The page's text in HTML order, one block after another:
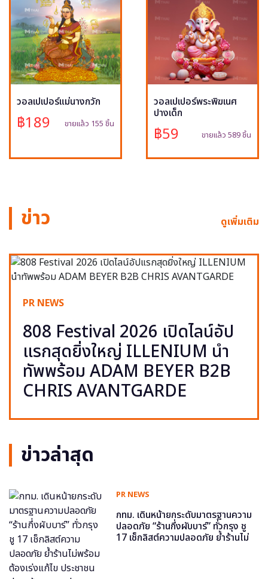
วอลเปเปอร์แม่นางกวัก
฿189 ขายแล้ว 155 ชิ้น
วอลเปเปอร์พระพิฆเนศ
ปางเด็ก
฿59 ขายแล้ว 589 ชิ้น
ข่าว ดูเพิ่มเติม
PR NEWS
808 Festival 2026 เปิดไลน์อัป
แรกสุดยิ่งใหญ่ ILLENIUM นำ
ทัพพร้อม ADAM BEYER B2B
CHRIS AVANTGARDE
ข่าวล่าสุด
PR NEWS
กทม. เดินหน้ายกระดับมาตรฐานความ
ปลอดภัย “ร้านกึ่งผับบาร์” ทั่วกรุง ชู
17 เช็กลิสต์ความปลอดภัย ย้ำร้านไม่